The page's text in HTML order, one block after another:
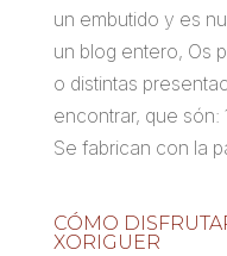
un embutido y es
un blog entero, Os
o distintas
encontrar, que són:
Se fabrican con la
CÓMO
XORIGUER